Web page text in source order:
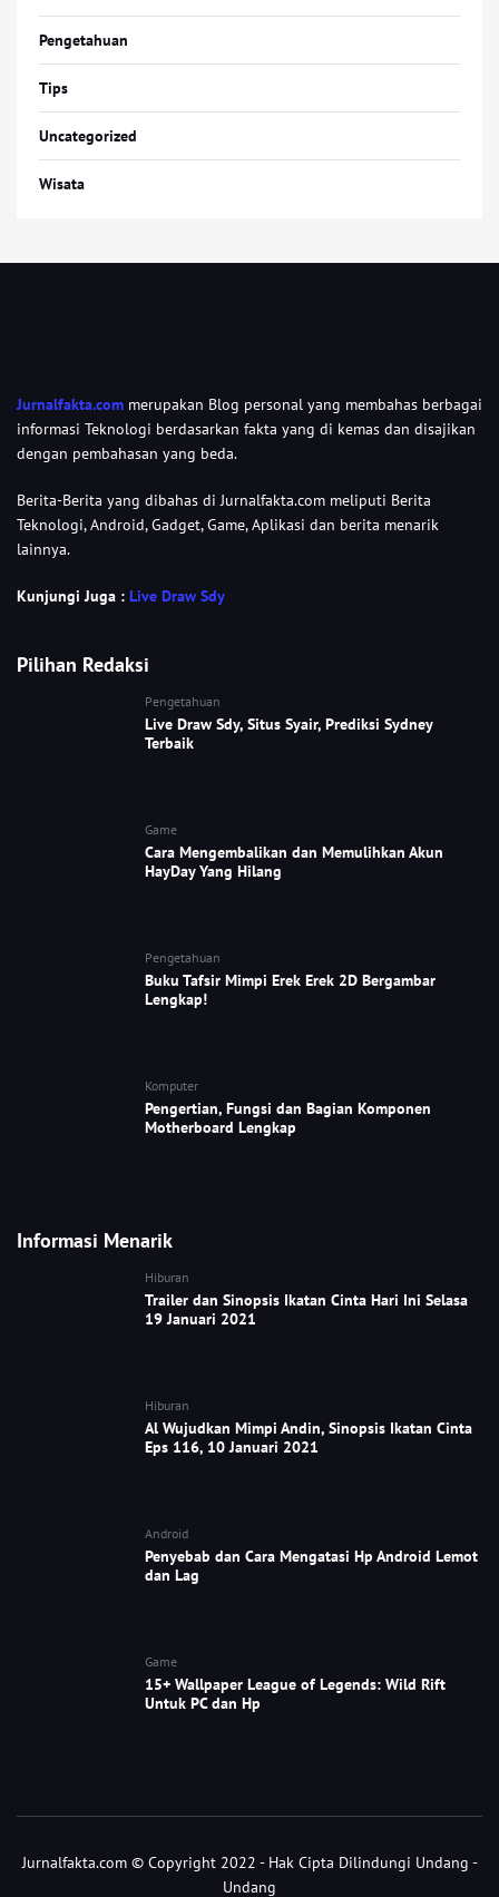
Pengetahuan
Tips
Uncategorized
Wisata
Jurnalfakta.com merupakan Blog personal yang membahas berbagai
informasi Teknologi berdasarkan fakta yang di kemas dan disajikan
dengan pembahasan yang beda.
Berita-Berita yang dibahas di Jurnalfakta.com meliputi Berita
Teknologi, Android, Gadget, Game, Aplikasi dan berita menarik
lainnya.
Kunjungi Juga : Live Draw Sdy
Pilihan Redaksi
Pengetahuan
Live Draw Sdy, Situs Syair, Prediksi Sydney
Terbaik
Game
Cara Mengembalikan dan Memulihkan Akun
HayDay Yang Hilang
Pengetahuan
Buku Tafsir Mimpi Erek Erek 2D Bergambar
Lengkap!
Komputer
Pengertian, Fungsi dan Bagian Komponen
Motherboard Lengkap
Informasi Menarik
Hiburan
Trailer dan Sinopsis Ikatan Cinta Hari Ini Selasa
19 Januari 2021
Hiburan
Al Wujudkan Mimpi Andin, Sinopsis Ikatan Cinta
Eps 116, 10 Januari 2021
Android
Penyebab dan Cara Mengatasi Hp Android Lemot
dan Lag
Game
15+ Wallpaper League of Legends: Wild Rift
Untuk PC dan Hp
Jurnalfakta.com © Copyright 2022 - Hak Cipta Dilindungi Undang -
Undang